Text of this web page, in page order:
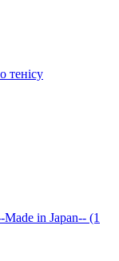
тенісу
in Japan-- (1